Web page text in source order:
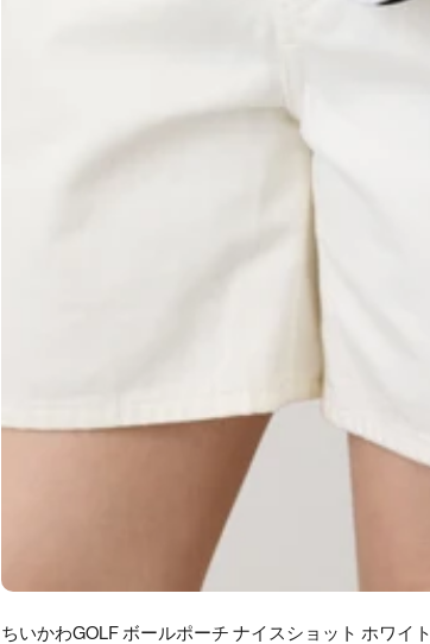
ちいかわGOLF ボールポーチ ナイスショット ホワイト